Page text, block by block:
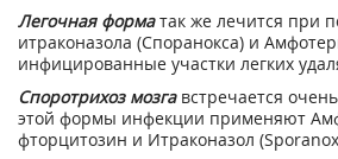
Легочная форматак же лечится при
итраконазола (Споранокса) и
инфицированные участки легких
Споротрихоз мозга встречается
этой формы инфекции применяют
фторцитозин и Итраконазол